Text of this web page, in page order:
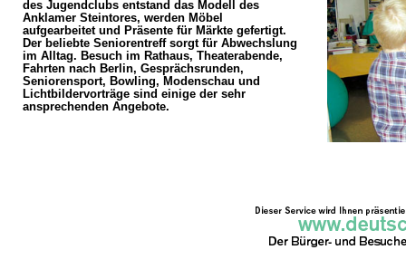
des Jugendclubs entstand das Modell des
Anklamer Steintores, werden Möbel
aufgearbeitet und Präsente für Märkte gefertigt.
Der beliebte Seniorentreff sorgt für Abwechslung
im Alltag. Besuch im Rathaus, Theaterabende,
Fahrten nach Berlin, Gesprächsrunden,
Seniorensport, Bowling, Modenschau und
Lichtbildervorträge sind einige der sehr
ansprechenden Angebote.